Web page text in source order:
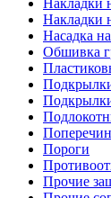
Накладки
Накладки
Насадка
Обшивка
Пороги
Прочие